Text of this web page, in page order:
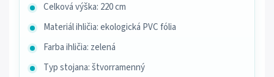
Celková výška: 220 cm
Materiál ihličia: ekologická PVC fólia
Farba ihličia: zelená
Typ stojana: štvorramenný